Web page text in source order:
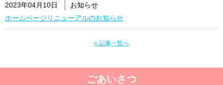
2023年04月10日
お知らせ
ホームページリニューアルのお知らせ
» 記事一覧へ
ごあいさつ